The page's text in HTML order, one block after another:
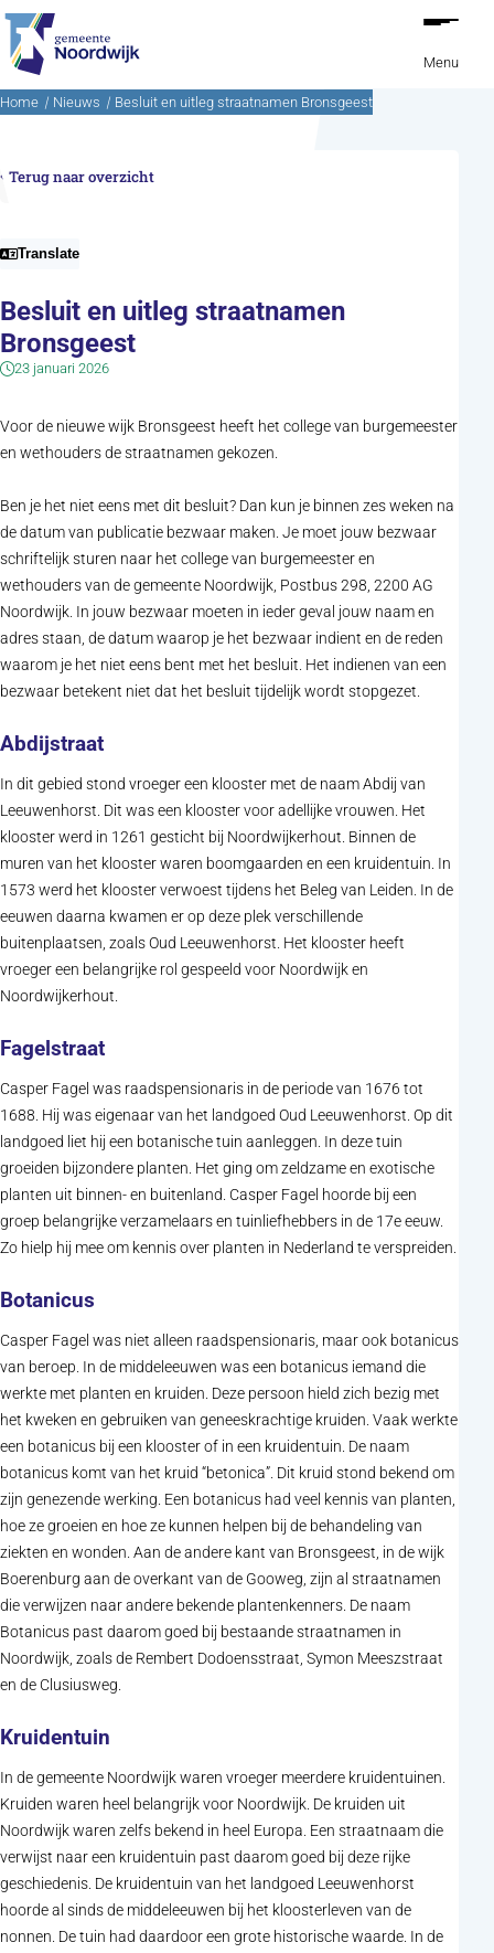
Ga naar de inhoud
Menu
Home Nieuws Besluit en uitleg straatnamen Bronsgeest
Terug naar overzicht
Translate
Besluit en uitleg straatnamen
Bronsgeest
23 januari 2026
Voor de nieuwe wijk Bronsgeest heeft het college van burgemeester
en wethouders de straatnamen gekozen.
Ben je het niet eens met dit besluit? Dan kun je binnen zes weken na
de datum van publicatie bezwaar maken. Je moet jouw bezwaar
schriftelijk sturen naar het college van burgemeester en
wethouders van de gemeente Noordwijk, Postbus 298, 2200 AG
Noordwijk. In jouw bezwaar moeten in ieder geval jouw naam en
adres staan, de datum waarop je het bezwaar indient en de reden
waarom je het niet eens bent met het besluit. Het indienen van een
bezwaar betekent niet dat het besluit tijdelijk wordt stopgezet.
Abdijstraat
In dit gebied stond vroeger een klooster met de naam Abdij van
Leeuwenhorst. Dit was een klooster voor adellijke vrouwen. Het
klooster werd in 1261 gesticht bij Noordwijkerhout. Binnen de
muren van het klooster waren boomgaarden en een kruidentuin. In
1573 werd het klooster verwoest tijdens het Beleg van Leiden. In de
eeuwen daarna kwamen er op deze plek verschillende
buitenplaatsen, zoals Oud Leeuwenhorst. Het klooster heeft
vroeger een belangrijke rol gespeeld voor Noordwijk en
Noordwijkerhout.
Fagelstraat
Casper Fagel was raadspensionaris in de periode van 1676 tot
1688. Hij was eigenaar van het landgoed Oud Leeuwenhorst. Op dit
landgoed liet hij een botanische tuin aanleggen. In deze tuin
groeiden bijzondere planten. Het ging om zeldzame en exotische
planten uit binnen- en buitenland. Casper Fagel hoorde bij een
groep belangrijke verzamelaars en tuinliefhebbers in de 17e eeuw.
Zo hielp hij mee om kennis over planten in Nederland te verspreiden.
Botanicus
Casper Fagel was niet alleen raadspensionaris, maar ook botanicus
van beroep. In de middeleeuwen was een botanicus iemand die
werkte met planten en kruiden. Deze persoon hield zich bezig met
het kweken en gebruiken van geneeskrachtige kruiden. Vaak werkte
een botanicus bij een klooster of in een kruidentuin. De naam
botanicus komt van het kruid “betonica”. Dit kruid stond bekend om
zijn genezende werking. Een botanicus had veel kennis van planten,
hoe ze groeien en hoe ze kunnen helpen bij de behandeling van
ziekten en wonden. Aan de andere kant van Bronsgeest, in de wijk
Boerenburg aan de overkant van de Gooweg, zijn al straatnamen
die verwijzen naar andere bekende plantenkenners. De naam
Botanicus past daarom goed bij bestaande straatnamen in
Noordwijk, zoals de Rembert Dodoensstraat, Symon Meeszstraat
en de Clusiusweg.
Kruidentuin
In de gemeente Noordwijk waren vroeger meerdere kruidentuinen.
Kruiden waren heel belangrijk voor Noordwijk. De kruiden uit
Noordwijk waren zelfs bekend in heel Europa. Een straatnaam die
verwijst naar een kruidentuin past daarom goed bij deze rijke
geschiedenis. De kruidentuin van het landgoed Leeuwenhorst
hoorde al sinds de middeleeuwen bij het kloosterleven van de
nonnen. De tuin had daardoor een grote historische waarde. In de